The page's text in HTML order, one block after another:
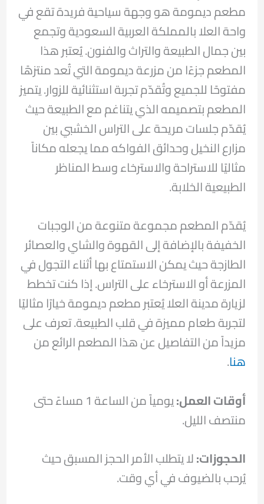
مطعم ديمومة هو وجهة سياحية فريدة تقع في
واحة العلا بالمملكة العربية السعودية وتجمع
بين جمال الطبيعة والتراث والفنون. يُعتبر هذا
المطعم جزءًا من مزرعة ديمومة التي تُعد منتزهًا
مفتوحًا للجميع وتُقدّم تجربة استثنائية للزوار. يتميز
المطعم بتصميمه الذي يتناغم مع الطبيعة حيث
يُقدّم جلسات مريحة على التراس الخشبي بين
مزارع النخيل وحدائق الفواكه مما يجعله مكاناً
مثاليًا للاستراحة والاسترخاء وسط المناظر
الطبيعية الخلابة.
يُقدّم المطعم مجموعة متنوعة من الوجبات
الخفيفة بالإضافة إلى القهوة والشاي والعصائر
الطازجة حيث يمكن الاستمتاع بها أثناء التجول في
المزرعة أو الاسترخاء على التراس. إذا كنت تخطط
لزيارة مدينة العلا يُعتبر مطعم ديمومة خيارًا مثاليًا
لتجربة طعام مميزة في قلب الطبيعة. تعرف على
مزيداً من التفاصيل عن هذا المطعم الرائع من
هنا.
أوقات العمل:
يومياً من الساعة 1 مساءً حتى
منتصف الليل.
الحجوزات:لا يتطلب الأمر الحجز المسبق حيث
يُرحب بالضيوف في أي وقت.